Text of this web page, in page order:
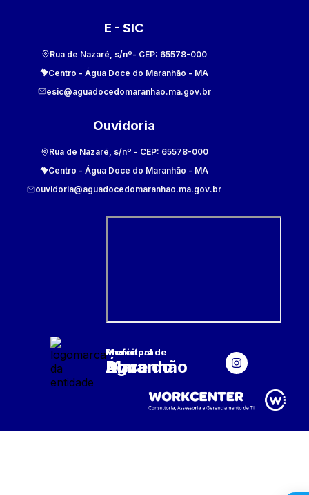
E - SIC
Rua de Nazaré, s/nº- CEP: 65578-000
Centro - Água Doce do Maranhão - MA
esic@aguadocedomaranhao.ma.gov.br
Ouvidoria
Rua de Nazaré, s/nº - CEP: 65578-000
Centro - Água Doce do Maranhão - MA
ouvidoria@aguadocedomaranhao.ma.gov.br
Prefeitura Municipalde
Água Doce do Maranhão